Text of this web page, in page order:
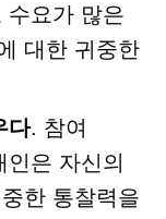
수요가 많은
대한 귀중한
다. 참여
은 자신의
한 통찰력을